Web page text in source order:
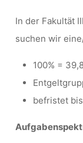
In der Fakultät
suchen wir
100% =
befristet